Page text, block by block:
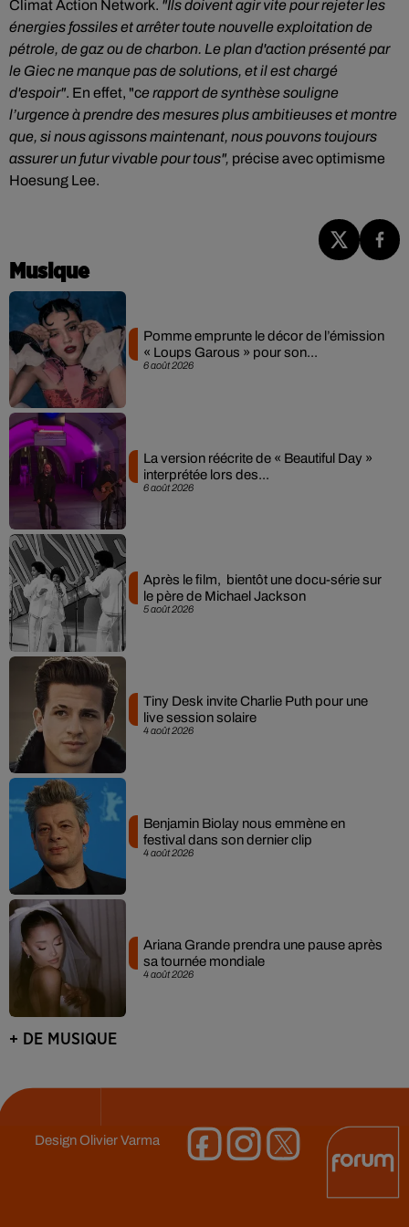
Climat Action Network. "Ils doivent agir vite pour rejeter les
énergies fossiles et arrêter toute nouvelle exploitation de
pétrole, de gaz ou de charbon. Le plan d'action présenté par
le Giec ne manque pas de solutions, et il est chargé
d'espoir". En effet, "ce rapport de synthèse souligne
l’urgence à prendre des mesures plus ambitieuses et montre
que, si nous agissons maintenant, nous pouvons toujours
assurer un futur vivable pour tous", précise avec optimisme
Hoesung Lee.
Musique
6 août 2026
Pomme emprunte le décor de l’émission
« Loups Garous » pour son...
6 août 2026
La version réécrite de « Beautiful Day »
interprétée lors des...
5 août 2026
Après le film, bientôt une docu-série sur
le père de Michael Jackson
4 août 2026
Tiny Desk invite Charlie Puth pour une
live session solaire
4 août 2026
Benjamin Biolay nous emmène en
festival dans son dernier clip
4 août 2026
Ariana Grande prendra une pause après
sa tournée mondiale
+ DE MUSIQUE
DesignOlivier Varma